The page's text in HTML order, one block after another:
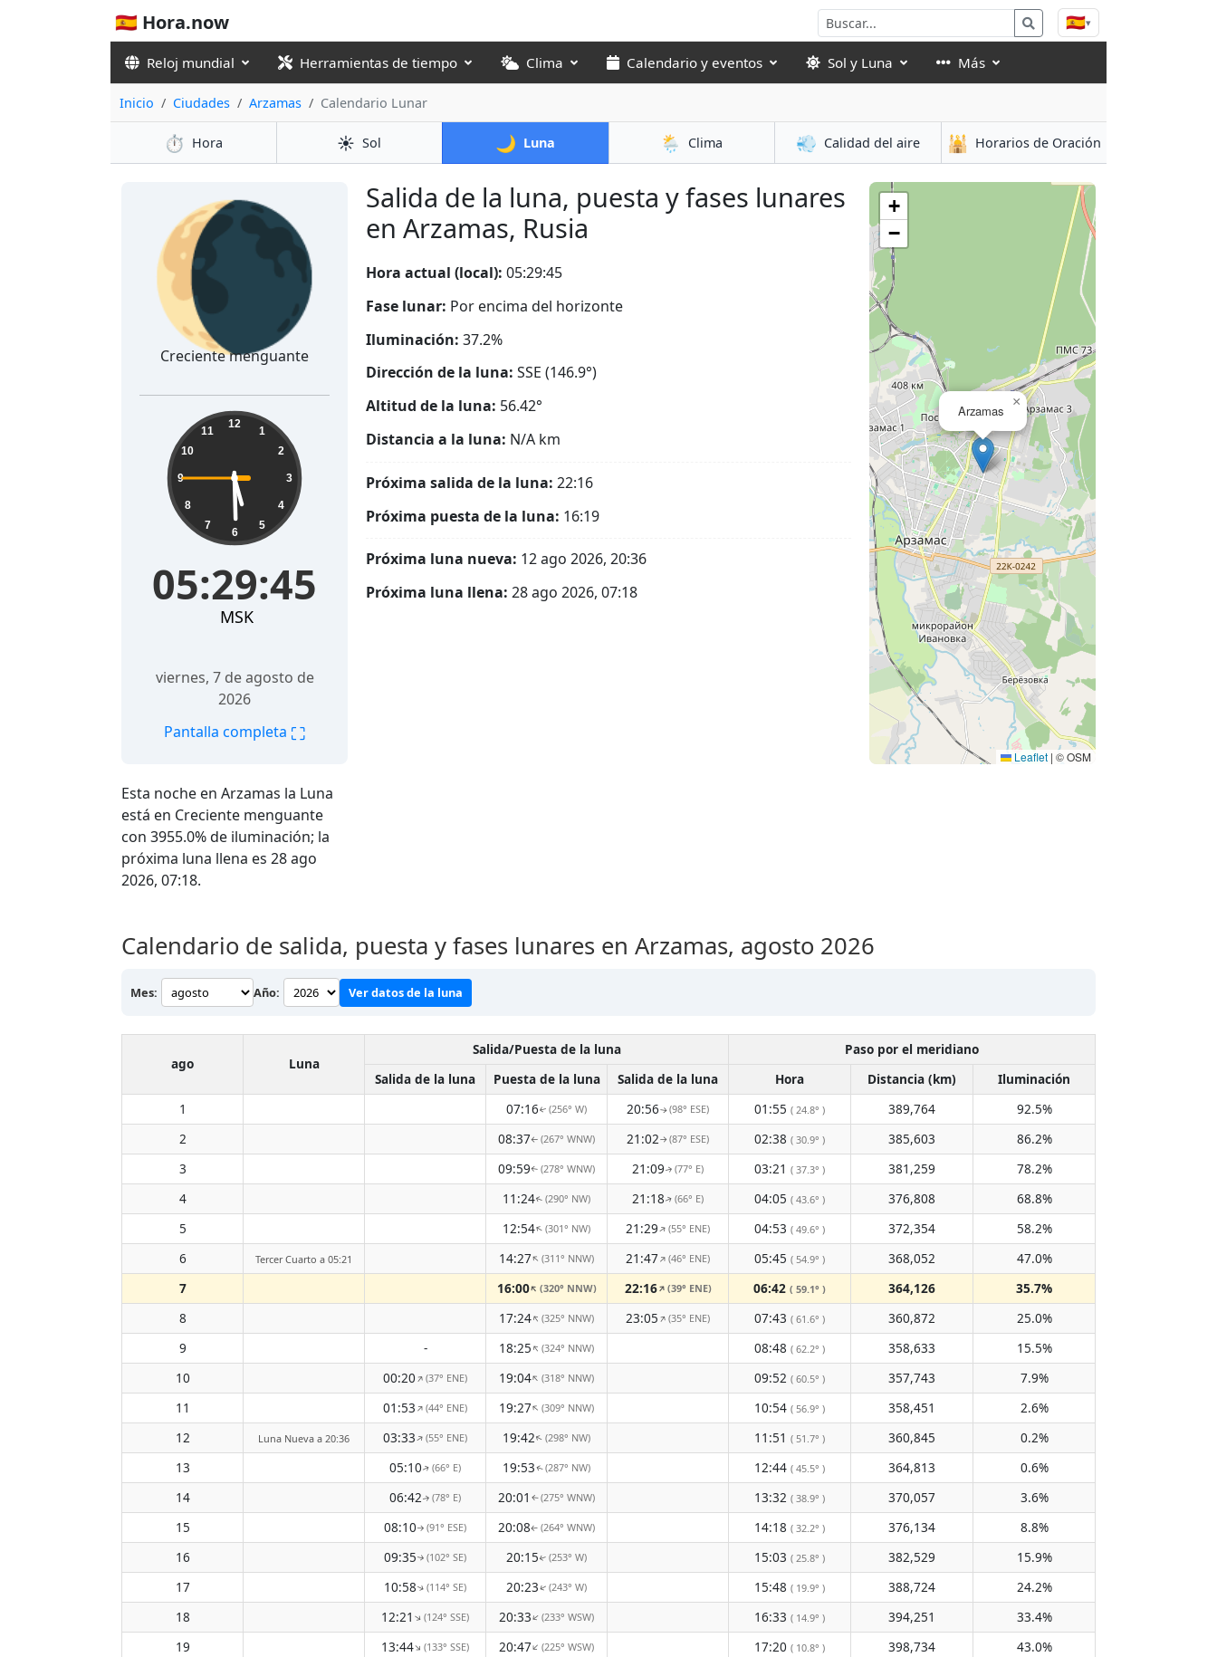
🇪🇸 Hora.now 🇪🇸▾
Reloj mundial Herramientas de tiempo Clima Calendario y eventos Sol y Luna Más
Inicio Ciudades Arzamas Calendario Lunar
⏱️ Hora ☀️ Sol 🌙 Luna 🌦️ Clima 💨 Calidad del aire 🕌 Horarios de Oración
Salida de la luna, puesta y fases lunares
en Arzamas, Rusia
Esta noche en Arzamas la Luna
está en Creciente menguante
con 3955.0% de iluminación; la
próxima luna llena es 28 ago
2026, 07:18.
🌘
Creciente menguante
05:29:46 12
1
2
3
4
5
6
7
8
9
10
11
05:29:46
MSK
viernes, 7 de agosto de
2026
Pantalla completa ⛶
Hora actual (local): 05:29:46
Fase lunar: Por encima del horizonte
Iluminación: 37.2%
Dirección de la luna: SSE (146.9°)
Altitud de la luna: 56.42°
Distancia a la luna: N/A km
Próxima salida de la luna: 22:16
Próxima puesta de la luna: 16:19
Próxima luna nueva: 12 ago 2026, 20:36
Próxima luna llena: 28 ago 2026, 07:18
Arzamas
×
+
−
Leaflet | © OSM
Calendario de salida, puesta y fases lunares en Arzamas, agosto 2026
Mes: Año: Ver datos de la luna
ago Luna
Salida/Puesta de la luna
Paso por el meridiano
Salida de la luna
Puesta de la luna Salida de la luna Hora Distancia (km)
Iluminación
1
07:16↑(256° W) 20:56↑(98° ESE) 01:55 ( 24.8° ) 389,764
92.5%
2
08:37↑(267° WNW) 21:02↑(87° ESE) 02:38 ( 30.9° ) 385,603
86.2%
3
09:59↑(278° WNW) 21:09↑(77° E) 03:21 ( 37.3° ) 381,259
78.2%
4
11:24↑(290° NW) 21:18↑(66° E) 04:05 ( 43.6° ) 376,808
68.8%
5
12:54↑(301° NW) 21:29↑(55° ENE) 04:53 ( 49.6° ) 372,354
58.2%
6
Tercer Cuarto a 05:21 14:27↑(311° NNW) 21:47↑(46° ENE) 05:45 ( 54.9° ) 368,052
47.0%
7
16:00↑(320° NNW) 22:16↑(39° ENE) 06:42 ( 59.1° ) 364,126
35.7%
8
17:24↑(325° NNW) 23:05↑(35° ENE) 07:43 ( 61.6° ) 360,872
25.0%
9
- 18:25↑(324° NNW) 08:48 ( 62.2° ) 358,633
15.5%
10
00:20↑(37° ENE) 19:04↑(318° NNW) 09:52 ( 60.5° ) 357,743
7.9%
11
01:53↑(44° ENE) 19:27↑(309° NNW) 10:54 ( 56.9° ) 358,451
2.6%
12
Luna Nueva a 20:36 03:33↑(55° ENE) 19:42↑(298° NW) 11:51 ( 51.7° ) 360,845
0.2%
13
05:10↑(66° E) 19:53↑(287° NW) 12:44 ( 45.5° ) 364,813
0.6%
14
06:42↑(78° E) 20:01 ↑(275° WNW) 13:32 ( 38.9° ) 370,057
3.6%
15
08:10↑(91° ESE) 20:08↑(264° WNW) 14:18 ( 32.2° ) 376,134
8.8%
16
09:35↑(102° SE) 20:15↑(253° W) 15:03 ( 25.8° ) 382,529
15.9%
17
10:58↑(114° SE) 20:23↑(243° W) 15:48 ( 19.9° ) 388,724
24.2%
18
12:21↑(124° SSE) 20:33↑(233° WSW) 16:33 ( 14.9° ) 394,251
33.4%
19
13:44↑(133° SSE) 20:47↑(225° WSW) 17:20 ( 10.8° ) 398,734
43.0%